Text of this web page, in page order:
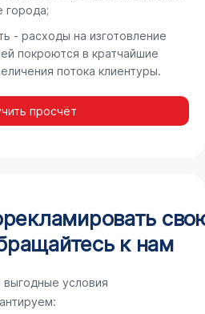
города;
- расходы на изготовление
покроются в кратчайшие
потока клиентуры.
просчёт
к нам
условия